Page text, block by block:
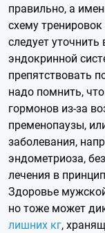
правильно, а
схему
следует
эндокринной
препятствовать
надо помнить,
гормонов из-за
пременопаузы,
заболевания,
эндометриоза,
лечения в
Здоровье
но тоже может
лишних кг,